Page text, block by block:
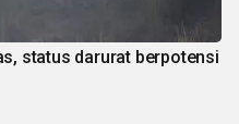
status darurat berpotensi